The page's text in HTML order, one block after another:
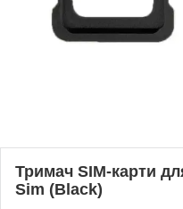
Тримач SIM-карти
Sim (Black)